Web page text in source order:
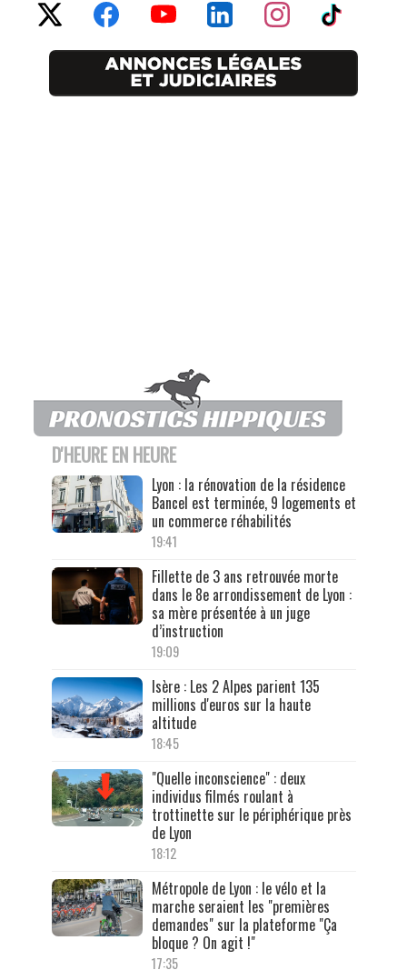
D'HEURE EN HEURE
Lyon : la rénovation de la résidence
Bancel est terminée, 9 logements et
un commerce réhabilités
19:41
Fillette de 3 ans retrouvée morte
dans le 8e arrondissement de Lyon :
sa mère présentée à un juge
d’instruction
19:09
Isère : Les 2 Alpes parient 135
millions d'euros sur la haute
altitude
18:45
"Quelle inconscience" : deux
individus filmés roulant à
trottinette sur le périphérique près
de Lyon
18:12
Métropole de Lyon : le vélo et la
marche seraient les "premières
demandes" sur la plateforme "Ça
bloque ? On agit !"
17:35